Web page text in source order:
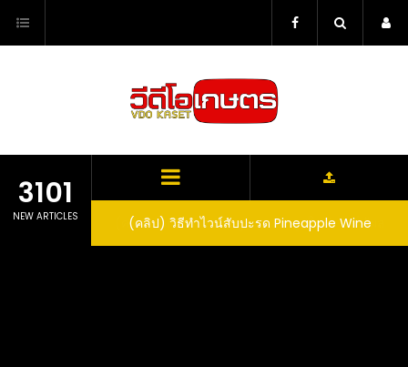
content
3101
NEW ARTICLES
ปในถัง จะได้ผล
expect that
(คลิป) วิธีทำไวน์สับปะรด Pineapple Wine